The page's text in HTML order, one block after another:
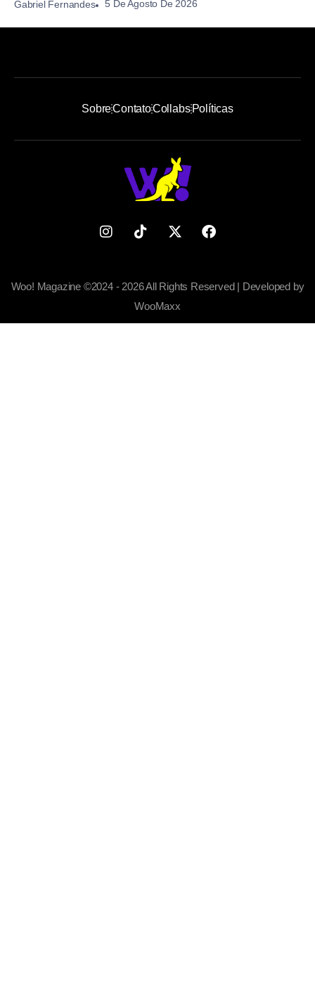
Gabriel Fernandes 5 De Agosto De 2026
SobreContatoCollabsPolíticas
Woo! Magazine ©2024 - 2026 All Rights Reserved | Developed by
WooMaxx